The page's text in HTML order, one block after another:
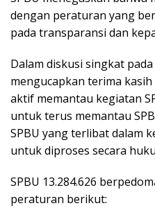
p k
dengan peraturan yang
pada transparansi dan
Dalam diskusi singkat
mengucapkan terima
aktif memantau kegiatan
untuk terus memantau
SPBU yang terlibat dalam
untuk diproses secara
SPBU 13.284.626
peraturan berikut: